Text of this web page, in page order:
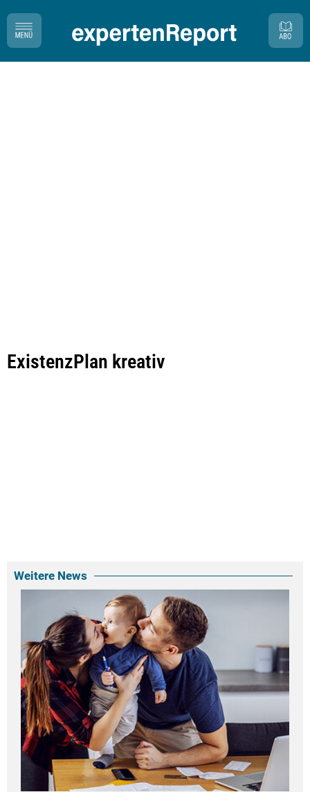
ExistenzPlan kreativ
Weitere News